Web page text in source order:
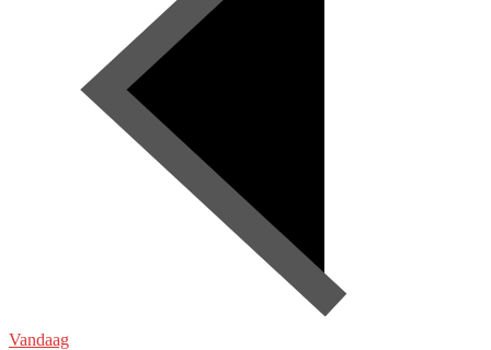
Vandaag